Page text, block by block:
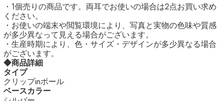
・1個売りの商品です。両耳でお使いの場合は2点お買い求め
ください。
・お使いの端末や閲覧環境により、写真と実物の色味や質感
が多少異なって見える場合がございます。
・生産時期により、色・サイズ・デザインが多少異なる場合
がございます。
◆商品詳細
タイプ
クリップinボール
ベースカラー